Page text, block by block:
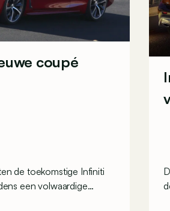
coupé
de toekomstige Infiniti
een volwaardige